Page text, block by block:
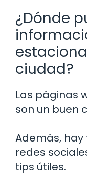
¿Dónde
ciudad?
Las páginas
son un buen
Además,
redes
tips útiles.